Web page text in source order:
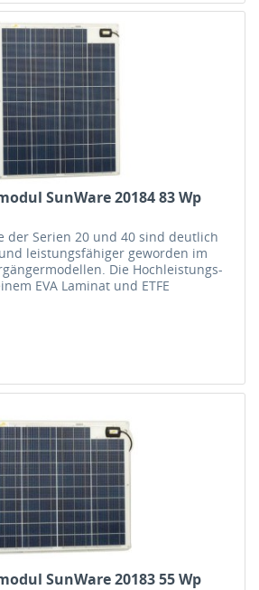
SunWare 20184 83 Wp
der Serien 20 und 40 sind deutlich
leistungsfähiger geworden im
Die Hochleistungs-
EVA Laminat und ETFE
SunWare 20183 55 Wp